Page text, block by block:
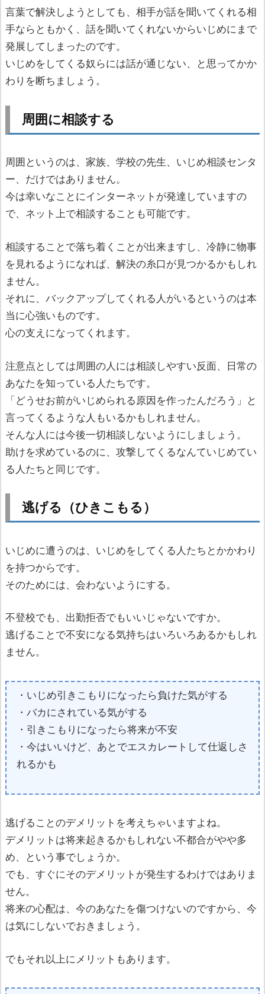
言葉で解決しようとしても、相手が話を聞いてくれる相
手ならともかく、話を聞いてくれないからいじめにまで
発展してしまったのです。
いじめをしてくる奴らには話が通じない、と思ってかか
わりを断ちましょう。
周囲に相談する
周囲というのは、家族、学校の先生、いじめ相談センタ
ー、だけではありません。
今は幸いなことにインターネットが発達していますの
で、ネット上で相談することも可能です。
相談することで落ち着くことが出来ますし、冷静に物事
を見れるようになれば、解決の糸口が見つかるかもしれ
ません。
それに、バックアップしてくれる人がいるというのは本
当に心強いものです。
心の支えになってくれます。
注意点としては周囲の人には相談しやすい反面、日常の
あなたを知っている人たちです。
「どうせお前がいじめられる原因を作ったんだろう」と
言ってくるような人もいるかもしれません。
そんな人には今後一切相談しないようにしましょう。
助けを求めているのに、攻撃してくるなんていじめてい
る人たちと同じです。
逃げる（ひきこもる）
いじめに遭うのは、いじめをしてくる人たちとかかわり
を持つからです。
そのためには、会わないようにする。
不登校でも、出勤拒否でもいいじゃないですか。
逃げることで不安になる気持ちはいろいろあるかもしれ
ません。
・いじめ引きこもりになったら負けた気がする
・バカにされている気がする
・引きこもりになったら将来が不安
・今はいいけど、あとでエスカレートして仕返しさ
れるかも
逃げることのデメリットを考えちゃいますよね。
デメリットは将来起きるかもしれない不都合がやや多
め、という事でしょうか。
でも、すぐにそのデメリットが発生するわけではありま
せん。
将来の心配は、今のあなたを傷つけないのですから、今
は気にしないでおきましょう。
でもそれ以上にメリットもあります。